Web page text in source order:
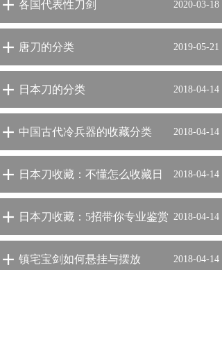
各国代表性刀剑 2020-03-18
唐刀的分类 2019-05-21
日本刀的分类 2018-04-14
中国古代冷兵器的收藏分类 2018-04-14
日本刀收藏：不懂怎么收藏日
本刀的新手看过来
2018-04-14
日本刀收藏：5招带你专业鉴赏
日本刀
2018-04-14
镇宅宝剑如何悬挂与摆放 2018-04-14